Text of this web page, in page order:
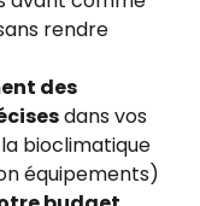
rendre
des
dans vos
bioclimatique
équipements)